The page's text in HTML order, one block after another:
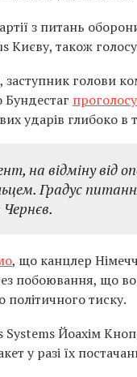
з питань
Києву, також
голови
ударів глибоко в
на відміну від
Градус
, що канцлер
побоювання, що
політичного тиску.
Systems Йоахім
у разі їх